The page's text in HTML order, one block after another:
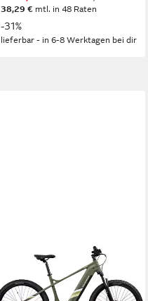
38,29 € mtl. in 48 Raten
-31%
lieferbar - in 6-8 Werktagen bei dir
ZÜNDAPP
E-Bike Mountainbike X900
Mittelmotor Motor